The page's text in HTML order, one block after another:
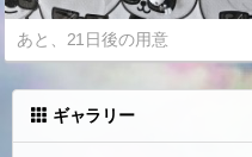
あと、21日後の用意
ギャラリー